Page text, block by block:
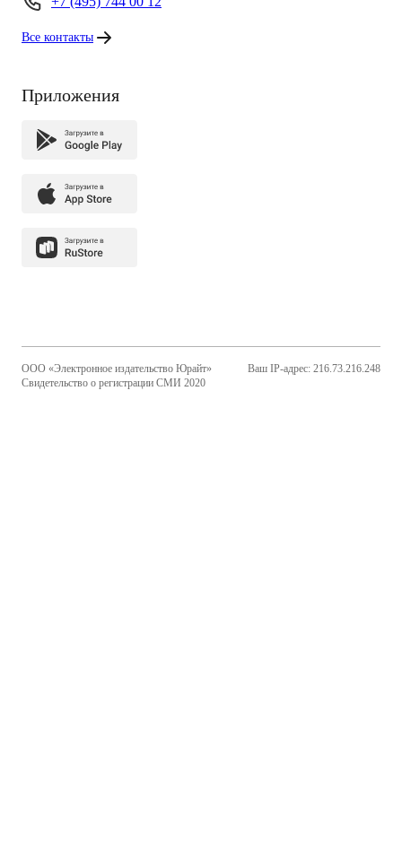
Все контакты
Приложения
ООО «Электронное издательство Юрайт»
Свидетельство о регистрации СМИ 2020
Ваш IP-адрес: 216.73.216.248